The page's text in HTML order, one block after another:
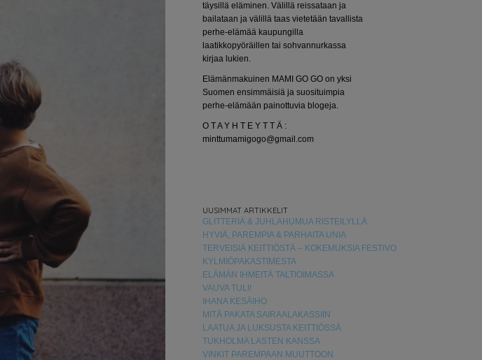
täysillä eläminen. Välillä reissataan ja
bailataan ja välillä taas vietetään tavallista
perhe-elämää kaupungilla
laatikkopyöräillen tai sohvannurkassa
kirjaa lukien.
Elämänmakuinen MAMI GO GO on yksi
Suomen ensimmäisiä ja suosituimpia
perhe-elämään painottuvia blogeja.
O T A Y H T E Y T T Ä :
minttumamigogo@gmail.com
UUSIMMAT ARTIKKELIT
GLITTERIÄ & JUHLAHUMUA RISTEILYLLÄ
HYVIÄ, PAREMPIA & PARHAITA UNIA
TERVEISIÄ KEITTIÖSTÄ – KOKEMUKSIA FESTIVO
KYLMIÖPAKASTIMESTA
ELÄMÄN IHMEITÄ TALTIOIMASSA
VAUVA TULI!
IHANA KESÄIHO
MITÄ PAKATA SAIRAALAKASSIIN
LAATUA JA LUKSUSTA KEITTIÖSSÄ
TUKHOLMA LASTEN KANSSA
VINKIT PAREMPAAN MUUTTOON